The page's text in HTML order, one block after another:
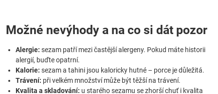
Možné nevýhody a na co si dát pozor
Alergie: sezam patří mezi častější alergeny. Pokud máte historii
alergií, buďte opatrní.
Kalorie: sezam a tahini jsou kaloricky hutné – porce je důležitá.
Trávení: při velkém množství může být těžší na trávení.
Kvalita a skladování: u starého sezamu se zhorší chuť i kvalita